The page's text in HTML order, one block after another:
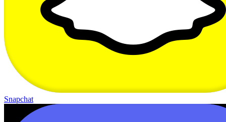
Snapchat